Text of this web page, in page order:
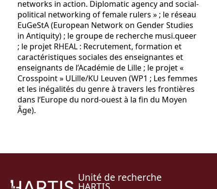
networks in action. Diplomatic agency and social-
political networking of female rulers » ; le réseau
EuGeStA (European Network on Gender Studies
in Antiquity) ; le groupe de recherche musi.queer
; le projet RHEAL : Recrutement, formation et
caractéristiques sociales des enseignantes et
enseignants de l’Académie de Lille ; le projet «
Crosspoint » ULille/KU Leuven (WP1 ; Les femmes
et les inégalités du genre à travers les frontières
dans l’Europe du nord-ouest à la fin du Moyen
Âge).
Unité de recherche
HARTIS